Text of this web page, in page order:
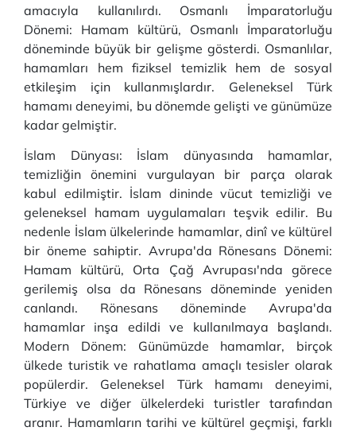
amacıyla kullanılırdı. Osmanlı İmparatorluğu
Dönemi: Hamam kültürü, Osmanlı İmparatorluğu
döneminde büyük bir gelişme gösterdi. Osmanlılar,
hamamları hem fiziksel temizlik hem de sosyal
etkileşim için kullanmışlardır. Geleneksel Türk
hamamı deneyimi, bu dönemde gelişti ve günümüze
kadar gelmiştir.
İslam Dünyası: İslam dünyasında hamamlar,
temizliğin önemini vurgulayan bir parça olarak
kabul edilmiştir. İslam dininde vücut temizliği ve
geleneksel hamam uygulamaları teşvik edilir. Bu
nedenle İslam ülkelerinde hamamlar, dinî ve kültürel
bir öneme sahiptir. Avrupa'da Rönesans Dönemi:
Hamam kültürü, Orta Çağ Avrupası'nda görece
gerilemiş olsa da Rönesans döneminde yeniden
canlandı. Rönesans döneminde Avrupa'da
hamamlar inşa edildi ve kullanılmaya başlandı.
Modern Dönem: Günümüzde hamamlar, birçok
ülkede turistik ve rahatlama amaçlı tesisler olarak
popülerdir. Geleneksel Türk hamamı deneyimi,
Türkiye ve diğer ülkelerdeki turistler tarafından
aranır. Hamamların tarihi ve kültürel geçmişi, farklı